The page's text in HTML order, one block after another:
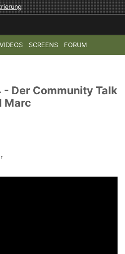
VIDEOS SCREENS FORUM
WARFARE 4 HALO:
- Der Community Talk
Marc